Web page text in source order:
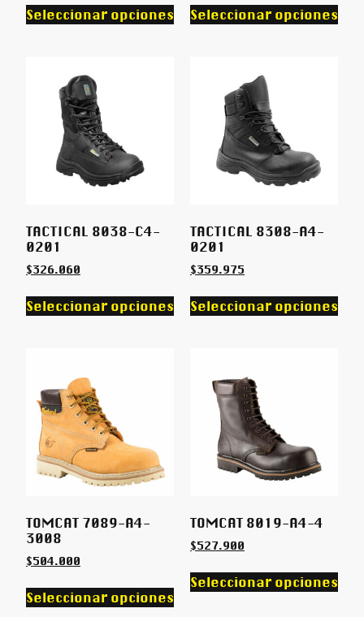
Seleccionar opciones Seleccionar opciones
TACTICAL 8038-C4-
0201
$326.060
Seleccionar opciones
TACTICAL 8308-A4-
0201
$359.975
Seleccionar opciones
TOMCAT 7089-A4-
3008
$504.000
Seleccionar opciones
TOMCAT 8019-A4-4
$527.900
Seleccionar opciones